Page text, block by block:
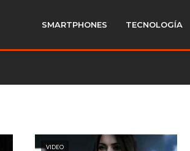
SMARTPHONES TECNOLOGÍA
VIDEO